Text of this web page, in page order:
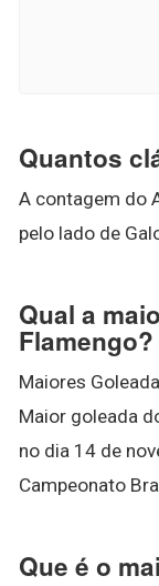
Quantos
A contagem do
pelo lado de
Qual a
Flamengo?
Maiores
Maior goleada
no dia 14 de
Campeonato
Que é o